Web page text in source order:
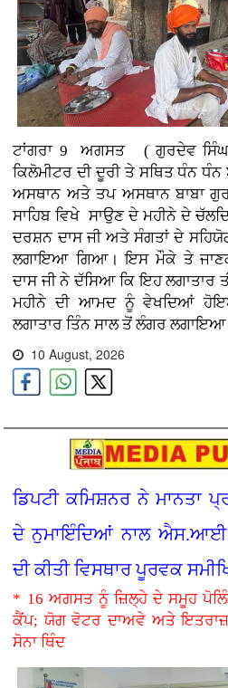
ਟਾਂਗਰਾ 9 ਅਗਸਤ ( ਗੁਰਦੇਵ
ਕਿਲੋਮੀਟਰ ਦੀ ਦੂਰੀ ਤੇ ਸਥਿਤ ਧੰਨ ਧੰਨ
ਅਸਥਾਨ ਅਤੇ ਤਪ ਅਸਥਾਨ ਬਾਬਾ
ਸਾਹਿਬ ਵਿਖੇ ਸਾਉਣ ਦੇ ਮਹੀਨੇ ਦੇ
ਦਰਸ਼ਨ ਦਾਸ ਜੀ ਅਤੇ ਸੰਗਤਾਂ ਦੇ
ਲਗਾਇਆ ਗਿਆ। ਇਸ ਮੌਕੇ ਤੇ
ਦਾਸ ਜੀ ਨੇ ਦੱਸਿਆ ਕਿ ਇਹ ਲਗਾਤਾਰ
ਮਹੀਨੇ ਦੀ ਆਮਦ ਨੂੰ ਵੇਖਦਿਆਂ
ਲਗਾਤਾਰ ਤਿੰਨ ਸਾਲ ਤੋਂ ਲੰਗਰ ਲਗਾਇਆ
10 August, 2026
ਡਿਪਟੀ ਕਮਿਸ਼ਨਰ ਨੇ ਮਾਨਤਾ
ਦੇ ਨੁਮਾਇੰਦਿਆਂ ਨਾਲ
ਦੀ ਕੀਤੀ ਵਿਸਥਾਰ ਪੂਰਵਕ
* 16 ਅਗਸਤ ਨੂੰ ਜ਼ਿਲ੍ਹੇ ਦੇ ਸਮੂਹ
ਕੈਂਪ; ਯੋਗ ਵੋਟਰ ਦਾਅਵੇ ਅਤੇ
ਸੋਨਾ ਥਿੰਦ